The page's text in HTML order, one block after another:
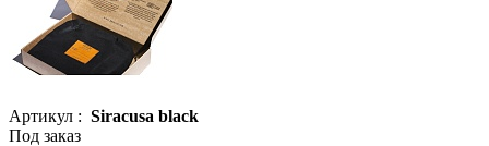
Артикул : Siracusa black
Под заказ